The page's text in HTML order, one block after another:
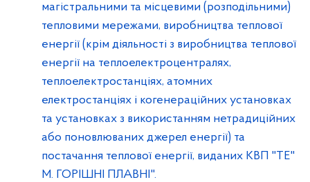
магістральними та місцевими (розподільними)
тепловими мережами, виробництва теплової
енергії (крім діяльності з виробництва теплової
енергії на теплоелектроцентралях,
теплоелектростанціях, атомних
електростанціях і когенераційних установках
та установках з використанням нетрадиційних
або поновлюваних джерел енергії) та
постачання теплової енергії, виданих КВП "ТЕ"
М. ГОРІШНІ ПЛАВНІ".